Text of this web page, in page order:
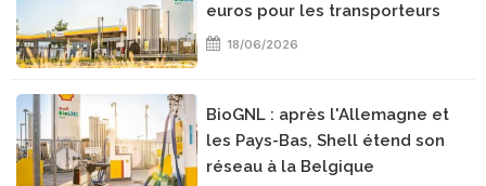
euros pour les transporteurs
18/06/2026
BioGNL : après l'Allemagne et
les Pays-Bas, Shell étend son
réseau à la Belgique